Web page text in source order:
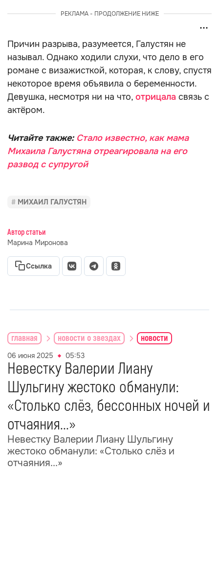
РЕКЛАМА - ПРОДОЛЖЕНИЕ НИЖЕ
Причин разрыва, разумеется, Галустян не
называл. Однако ходили слухи, что дело в его
романе с визажисткой, которая, к слову, спустя
некоторое время объявила о беременности.
Девушка, несмотря ни на что, отрицала связь с
актёром.
Читайте также: Стало известно, как мама
Михаила Галустяна отреагировала на его
развод с супругой
МИХАИЛ ГАЛУСТЯН
Автор статьи
Марина Миронова
Ссылка
главная новости о звездах новости
06 июня 2025 05:53
Невестку Валерии Лиану
Шульгину жестоко обманули:
«Столько слёз, бессонных ночей и
отчаяния...»
Невестку Валерии Лиану Шульгину
жестоко обманули: «Столько слёз и
отчаяния...»